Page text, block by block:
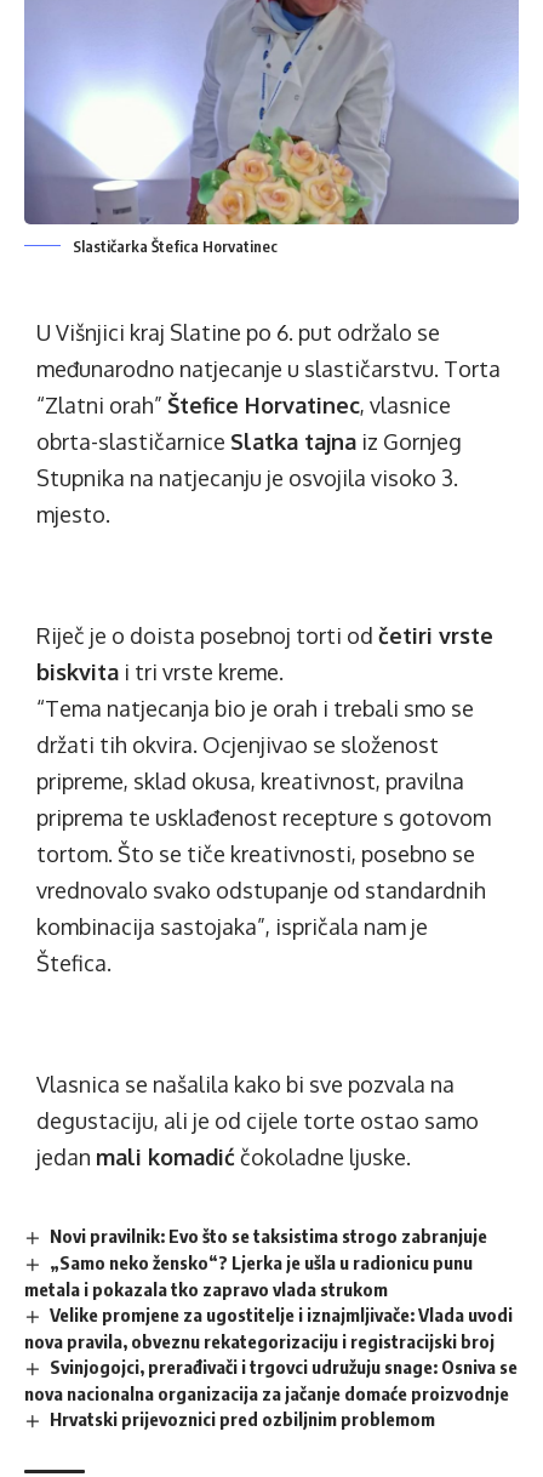
Slastičarka Štefica Horvatinec
U Višnjici kraj Slatine po 6. put održalo se
međunarodno natjecanje u slastičarstvu. Torta
“Zlatni orah” Štefice Horvatinec, vlasnice
obrta-slastičarnice Slatka tajna iz Gornjeg
Stupnika na natjecanju je osvojila visoko 3.
mjesto.
Riječ je o doista posebnoj torti od četiri vrste
biskvita i tri vrste kreme.
“Tema natjecanja bio je orah i trebali smo se
držati tih okvira. Ocjenjivao se složenost
pripreme, sklad okusa, kreativnost, pravilna
priprema te usklađenost recepture s gotovom
tortom. Što se tiče kreativnosti, posebno se
vrednovalo svako odstupanje od standardnih
kombinacija sastojaka”, ispričala nam je
Štefica.
Vlasnica se našalila kako bi sve pozvala na
degustaciju, ali je od cijele torte ostao samo
jedan mali komadić čokoladne ljuske.
Novi pravilnik: Evo što se taksistima strogo zabranjuje
„Samo neko žensko“? Ljerka je ušla u radionicu punu
metala i pokazala tko zapravo vlada strukom
Velike promjene za ugostitelje i iznajmljivače: Vlada uvodi
nova pravila, obveznu rekategorizaciju i registracijski broj
Svinjogojci, prerađivači i trgovci udružuju snage: Osniva se
nova nacionalna organizacija za jačanje domaće proizvodnje
Hrvatski prijevoznici pred ozbiljnim problemom